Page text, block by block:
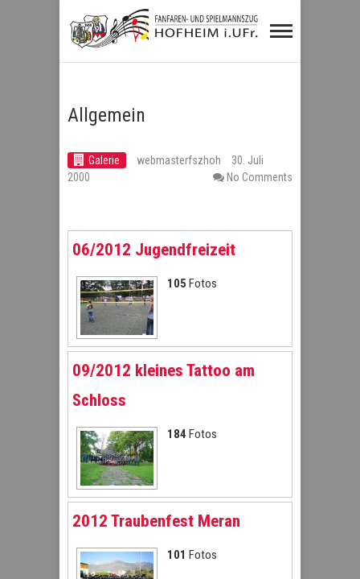
Fanfaren- und
Spielmannszug
Allgemein
Galerie webmasterfszhoh
30. Juli
2000
No Comments
06/2012 Jugendfreizeit
105 Fotos
09/2012 kleines Tattoo am
Schloss
184 Fotos
2012 Traubenfest Meran
101 Fotos